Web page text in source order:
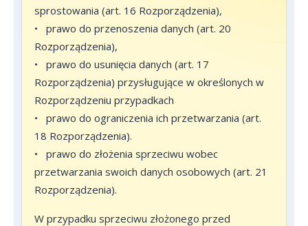
sprostowania (art. 16 Rozporządzenia),
•
prawo do przenoszenia danych (art. 20
Rozporządzenia),
•
prawo do usunięcia danych (art. 17
Rozporządzenia) przysługujące w określonych w
Rozporządzeniu przypadkach
•
prawo do ograniczenia ich przetwarzania (art.
18 Rozporządzenia).
•
prawo do złożenia sprzeciwu wobec
przetwarzania swoich danych osobowych (art. 21
Rozporządzenia).
W przypadku sprzeciwu złożonego przed